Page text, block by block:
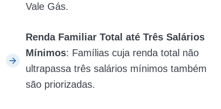
Vale Gás.
Renda Familiar Total até Três Salários
Mínimos: Famílias cuja renda total não
ultrapassa três salários mínimos também
são priorizadas.